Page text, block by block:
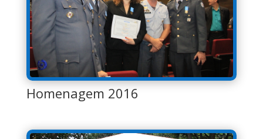
Homenagem 2016